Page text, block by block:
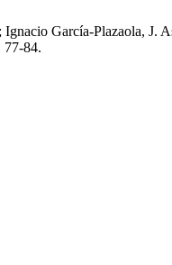
García-Plazaola,
77-84.